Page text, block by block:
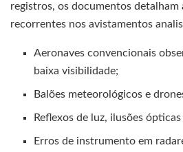
registros, os documentos detalham
recorrentes nos avistamentos
Aeronaves convencionais
baixa visibilidade;
Balões meteorológicos e
Reflexos de luz, ilusões
Erros de instrumento em